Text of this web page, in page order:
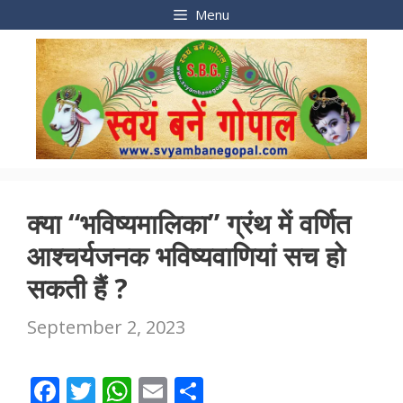
content
Menu
क्या “भविष्यमालिका” ग्रंथ में वर्णित
आश्चर्यजनक भविष्यवाणियां सच हो
सकती हैं ?
September 2, 2023
F T W E